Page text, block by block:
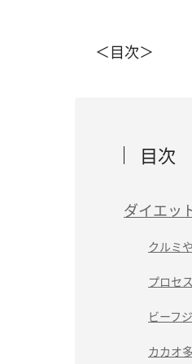
＜目次＞
目次
ダイエッ
クルミ
プロセ
ビーフ
カカオ